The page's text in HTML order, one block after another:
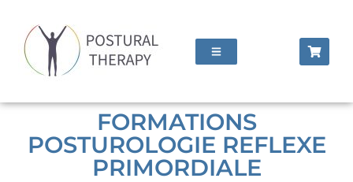
FORMATIONS
POSTUROLOGIE REFLEXE
PRIMORDIALE